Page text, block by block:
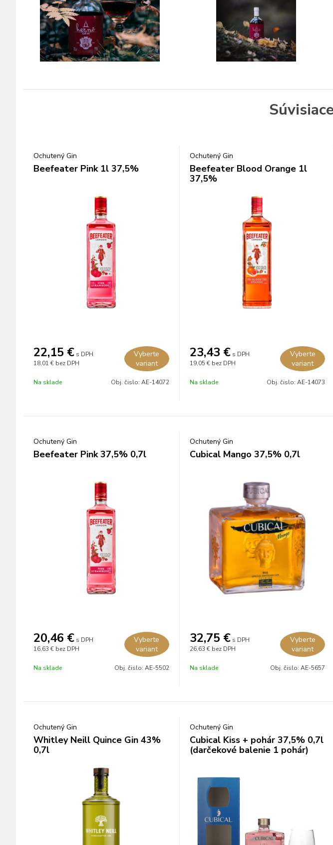
Ochutený Gin
Beefeater Pink 1l 37,5%
22,15 € s DPH
18,01 € bez DPH
Vyberte
variant
Na sklade Obj. čislo: AE-14072
Ochutený Gin
Beefeater Blood Orange 1l
37,5%
23,43 € s DPH
19,05 € bez DPH
Vyberte
variant
Na sklade Obj. čislo: AE-14073
Ochutený Gin
Beefeater Pink 37,5% 0,7l
20,46 € s DPH
16,63 € bez DPH
Vyberte
variant
Na sklade Obj. čislo: AE-5502
Ochutený Gin
Cubical Mango 37,5% 0,7l
32,75 € s DPH
26,63 € bez DPH
Vyberte
variant
Na sklade Obj. čislo: AE-5657
Ochutený Gin
Whitley Neill Quince Gin 43%
0,7l
Ochutený Gin
Cubical Kiss + pohár 37,5% 0,7l
(darčekové balenie 1 pohár)